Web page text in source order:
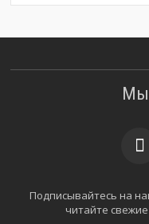
Мы
Подписывайтесь на
читайте